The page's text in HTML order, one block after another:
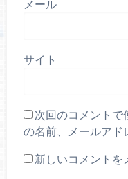
メール
サイト
次回のコメントで
の名前、メールアド
新しいコメントを